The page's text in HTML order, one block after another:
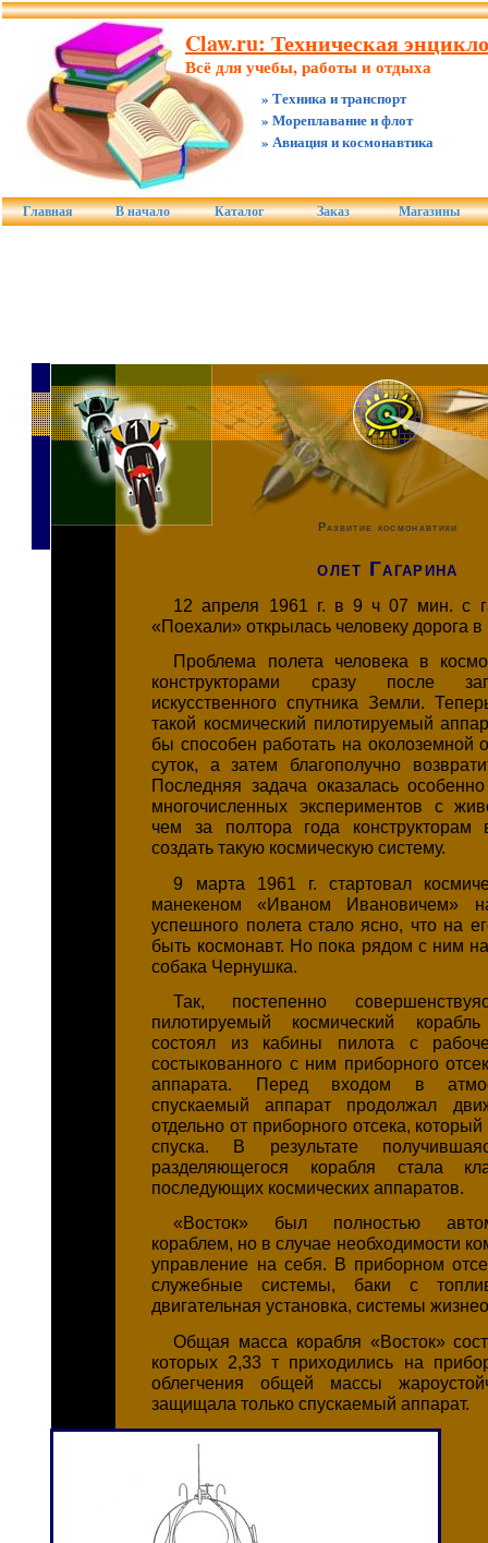
Claw.ru: Техническая
Всё для учебы, работы и отдыха
» Техника и транспорт
» Мореплавание и флот
» Авиация и космонавтика
Главная В начало Каталог Заказ Магазины
Развитие космонавтики
олет Гагарина
12 апреля 1961 г. в 9 ч 07 мин. с
«Поехали» открылась человеку дорога в
Проблема полета человека в
конструкторами сразу после
искусственного спутника Земли.
такой космический пилотируемый
бы способен работать на околоземной
суток, а затем благополучно
Последняя задача оказалась
многочисленных экспериментов с
чем за полтора года конструкторам
создать такую космическую систему.
9 марта 1961 г. стартовал
манекеном «Иваном Ивановичем»
успешного полета стало ясно, что на
быть космонавт. Но пока рядом с ним
собака Чернушка.
Так, постепенно
пилотируемый космический
состоял из кабины пилота с
состыкованного с ним приборного
аппарата. Перед входом в
спускаемый аппарат продолжал
отдельно от приборного отсека,
спуска. В результате
разделяющегося корабля стала
последующих космических аппаратов.
«Восток» был полностью
кораблем, но в случае необходимости
управление на себя. В приборном
служебные системы, баки с
двигательная установка, системы
Общая масса корабля «Восток»
которых 2,33 т приходились на
облегчения общей массы
защищала только спускаемый аппарат.